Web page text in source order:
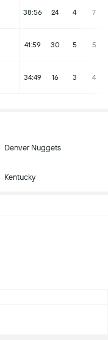
38:56 24 4 7
41:59 30 5 5
34:49 16 3 4
Denver Nuggets
Kentucky